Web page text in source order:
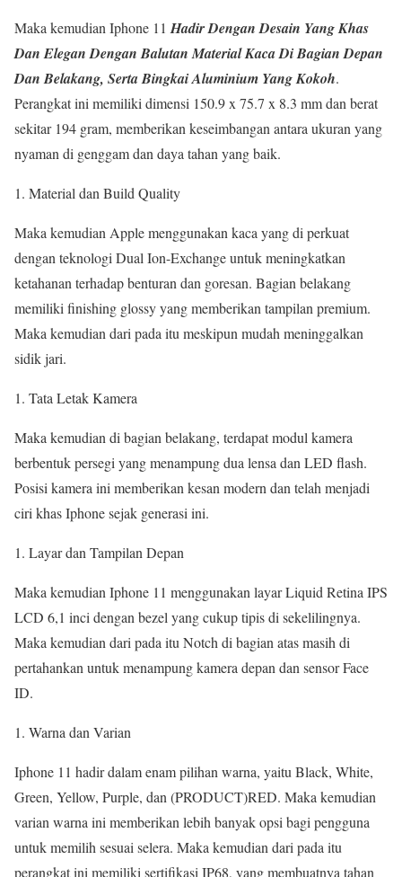
Maka kemudian Iphone 11 Hadir Dengan Desain Yang Khas
Dan Elegan Dengan Balutan Material Kaca Di Bagian Depan
Dan Belakang, Serta Bingkai Aluminium Yang Kokoh.
Perangkat ini memiliki dimensi 150.9 x 75.7 x 8.3 mm dan berat
sekitar 194 gram, memberikan keseimbangan antara ukuran yang
nyaman di genggam dan daya tahan yang baik.
Material dan Build Quality
Maka kemudian Apple menggunakan kaca yang di perkuat
dengan teknologi Dual Ion-Exchange untuk meningkatkan
ketahanan terhadap benturan dan goresan. Bagian belakang
memiliki finishing glossy yang memberikan tampilan premium.
Maka kemudian dari pada itu meskipun mudah meninggalkan
sidik jari.
Tata Letak Kamera
Maka kemudian di bagian belakang, terdapat modul kamera
berbentuk persegi yang menampung dua lensa dan LED flash.
Posisi kamera ini memberikan kesan modern dan telah menjadi
ciri khas Iphone sejak generasi ini.
Layar dan Tampilan Depan
Maka kemudian Iphone 11 menggunakan layar Liquid Retina IPS
LCD 6,1 inci dengan bezel yang cukup tipis di sekelilingnya.
Maka kemudian dari pada itu Notch di bagian atas masih di
pertahankan untuk menampung kamera depan dan sensor Face
ID.
Warna dan Varian
Iphone 11 hadir dalam enam pilihan warna, yaitu Black, White,
Green, Yellow, Purple, dan (PRODUCT)RED. Maka kemudian
varian warna ini memberikan lebih banyak opsi bagi pengguna
untuk memilih sesuai selera. Maka kemudian dari pada itu
perangkat ini memiliki sertifikasi IP68, yang membuatnya tahan